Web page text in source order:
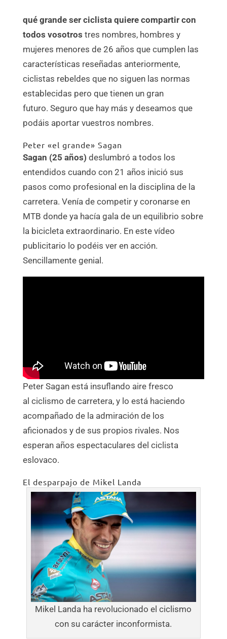
qué grande ser ciclista quiere compartir con
todos vosotros tres nombres, hombres y
mujeres menores de 26 años que cumplen las
características reseñadas anteriormente,
ciclistas rebeldes que no siguen las normas
establecidas pero que tienen un gran
futuro. Seguro que hay más y deseamos que
podáis aportar vuestros nombres.
Peter «el grande» Sagan
Sagan (25 años) deslumbró a todos los
entendidos cuando con 21 años inició sus
pasos como profesional en la disciplina de la
carretera. Venía de competir y coronarse en
MTB donde ya hacía gala de un equilibrio sobre
la bicicleta extraordinario. En este vídeo
publicitario lo podéis ver en acción.
Sencillamente genial.
Peter Sagan está insuflando aire fresco
al ciclismo de carretera, y lo está haciendo
acompañado de la admiración de los
aficionados y de sus propios rivales. Nos
esperan años espectaculares del ciclista
eslovaco.
El desparpajo de Mikel Landa
Mikel Landa ha revolucionado el ciclismo
con su carácter inconformista.